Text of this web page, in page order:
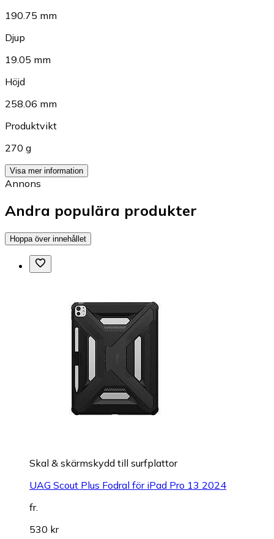
190.75 mm
Djup
19.05 mm
Höjd
258.06 mm
Produktvikt
270 g
Visa mer information
Annons
Andra populära produkter
Hoppa över innehållet
Skal & skärmskydd till surfplattor
UAG Scout Plus Fodral för iPad Pro 13 2024
fr.
530 kr